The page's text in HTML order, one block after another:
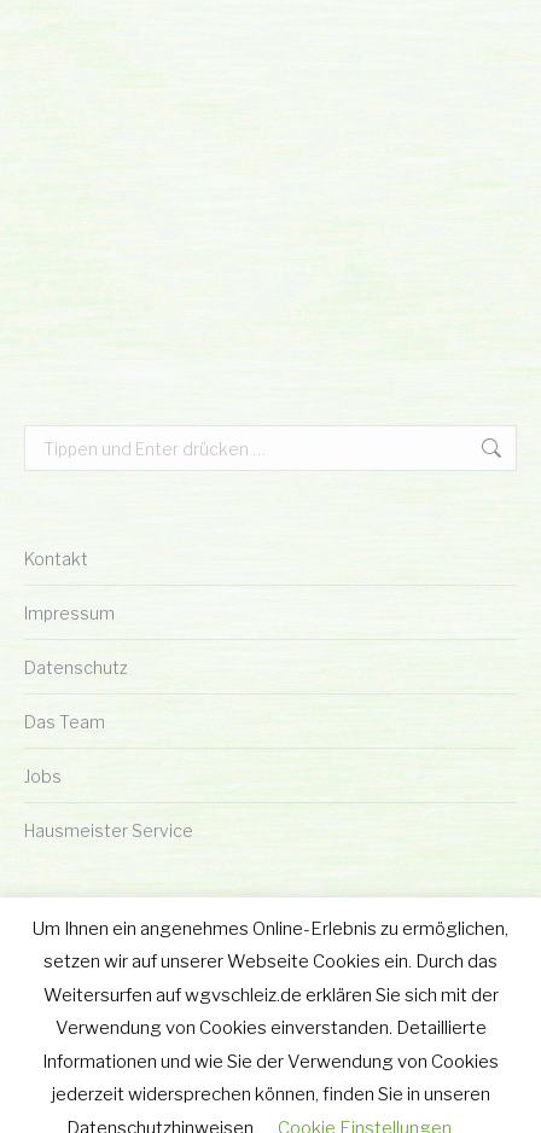
Search:
Kontakt
Impressum
Datenschutz
Das Team
Jobs
Hausmeister Service
wgv Schleiz GmbH
Geraer Straße 12 • 07907 Schleiz
Tel.: 03663 - 40 67 582
Um Ihnen ein angenehmes Online-Erlebnis zu ermöglichen,
setzen wir auf unserer Webseite Cookies ein. Durch das
Weitersurfen auf wgvschleiz.de erklären Sie sich mit der
Verwendung von Cookies einverstanden. Detaillierte
Informationen und wie Sie der Verwendung von Cookies
jederzeit widersprechen können, finden Sie in unseren
Datenschutzhinweisen
Cookie Einstellungen